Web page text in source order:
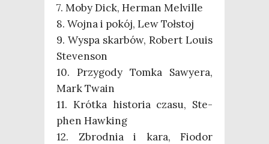
7. Moby Dick, Her­man Melville
8. Woj­na i pokój, Lew Tołstoj
9. Wyspa skar­bów, Robert Louis
Stevenson
10. Przy­go­dy Tom­ka Sawy­era,
Mark Twain
11. Krót­ka histo­ria cza­su, Ste­
phen Hawking
12. Zbrod­nia i kara, Fio­dor